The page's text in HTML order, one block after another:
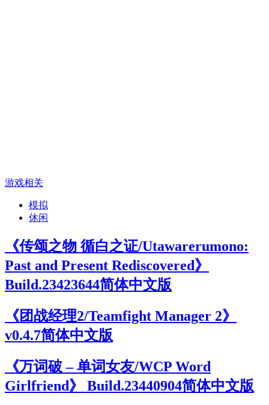
游戏相关
模拟
休闲
《传颂之物 循白之证/Utawarerumono:
Past and Present Rediscovered》
Build.23423644简体中文版
《团战经理2/Teamfight Manager 2》
v0.4.7简体中文版
《万词破 – 单词女友/WCP Word
Girlfriend》 Build.23440904简体中文版